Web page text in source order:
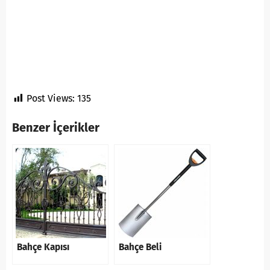
Post Views: 135
Benzer İçerikler
Bahçe Kapısı Bahçe Beli